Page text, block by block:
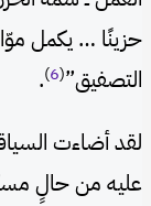
حزينًا … يكمل
التصفيق”(
6
)
.
لقد أضاءت
عليه من حالٍ